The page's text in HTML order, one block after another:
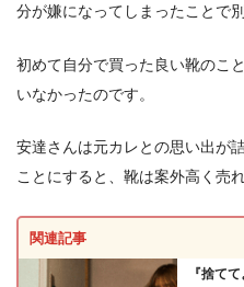
分が嫌になってしまったことで
初めて自分で買った良い靴のこ
いなかったのです。
安達さんは元カレとの思い出が
ことにすると、靴は案外高く売
関連記事
『捨て